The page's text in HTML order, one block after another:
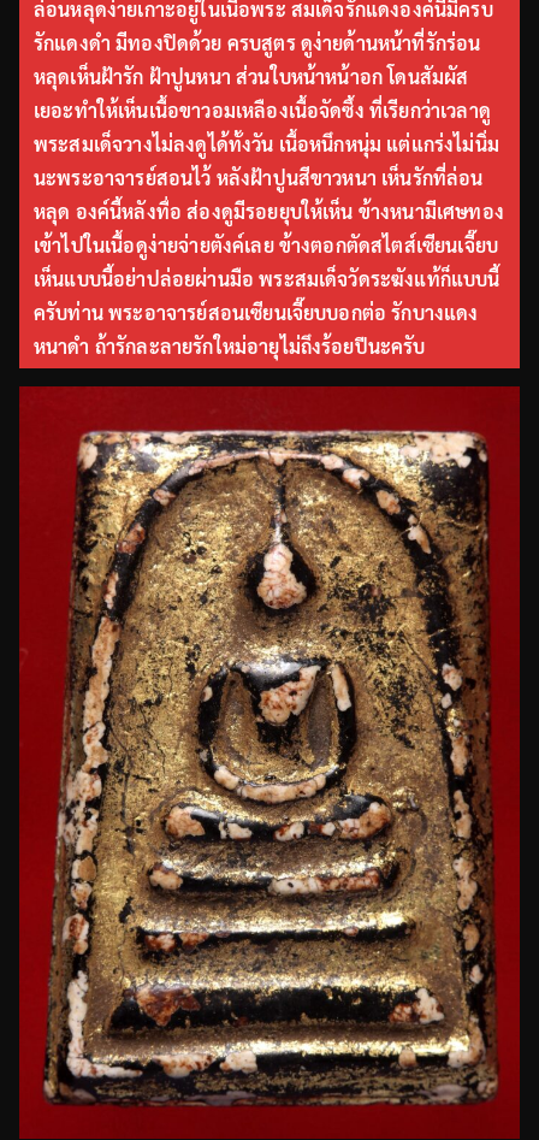
ล่อนหลุดง่ายเกาะอยู่ในเนื้อพระ สมเด็จรักแดงองค์นี้มีครบ
รักแดงดำ มีทองปิดด้วย ครบสูตร ดูง่ายด้านหน้าที่รักร่อน
หลุดเห็นฝ้ารัก ฝ้าปูนหนา ส่วนใบหน้าหน้าอก โดนสัมผัส
เยอะทำให้เห็นเนื้อขาวอมเหลืองเนื้อจัดซึ้ง ที่เรียกว่าเวลาดู
พระสมเด็จวางไม่ลงดูได้ทั้งวัน เนื้อหนึกหนุ่ม แต่แกร่งไม่นิ่ม
นะพระอาจารย์สอนไว้ หลังฝ้าปูนสีขาวหนา เห็นรักที่ล่อน
หลุด องค์นี้หลังทื่อ ส่องดูมีรอยยุบให้เห็น ข้างหนามีเศษทอง
เข้าไปในเนื้อดูง่ายจ่ายตังค์เลย ข้างตอกตัดสไตส์เซียนเจี๊ยบ
เห็นแบบนี้อย่าปล่อยผ่านมือ พระสมเด็จวัดระฆังแท้ก็แบบนี้
ครับท่าน พระอาจารย์สอนเซียนเจี๊ยบบอกต่อ รักบางแดง
หนาดำ ถ้ารักละลายรักใหม่อายุไม่ถึงร้อยปีนะครับ